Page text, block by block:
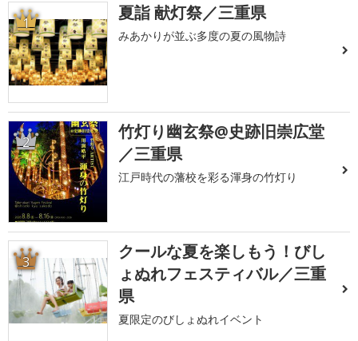
1 夏詣 献灯祭／三重県
みあかりが並ぶ多度の夏の風物詩
2
竹灯り幽玄祭@史跡旧崇広堂
／三重県
江戸時代の藩校を彩る渾身の竹灯り
3
クールな夏を楽しもう！びし
ょぬれフェスティバル／三重
県
夏限定のびしょぬれイベント